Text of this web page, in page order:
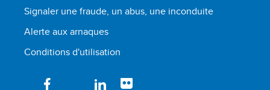
Signaler une fraude, un abus, une inconduite
Alerte aux arnaques
Conditions d'utilisation